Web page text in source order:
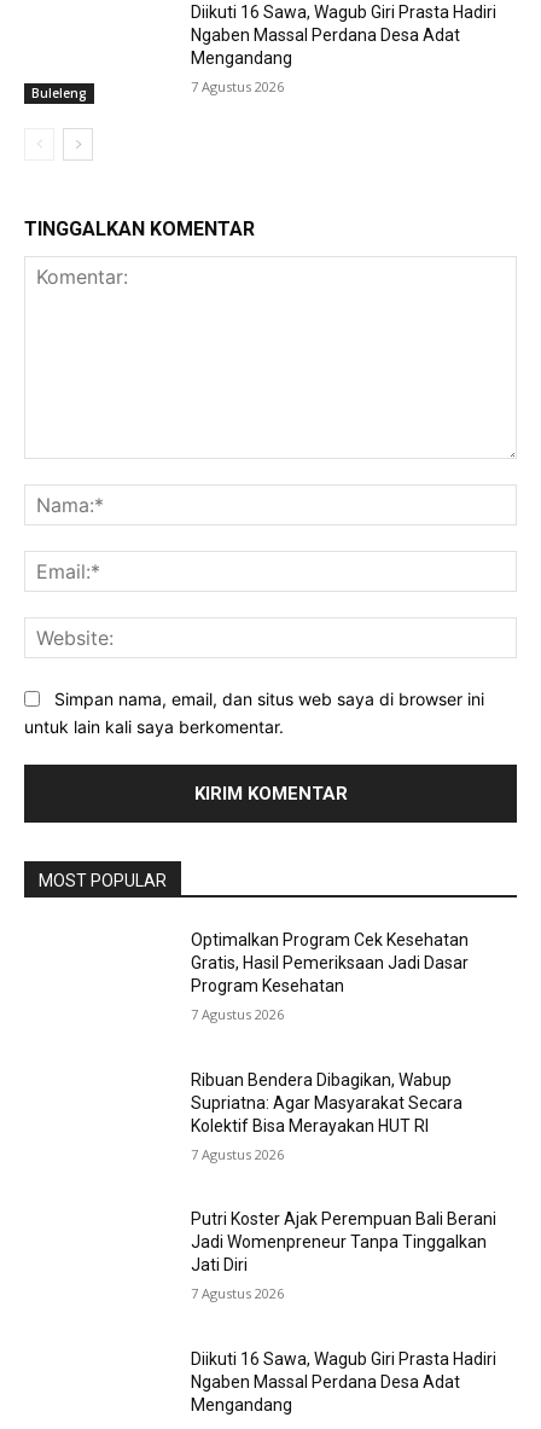
Buleleng
Diikuti 16 Sawa, Wagub Giri Prasta Hadiri
Ngaben Massal Perdana Desa Adat
Mengandang
7 Agustus 2026
TINGGALKAN KOMENTAR
Simpan nama, email, dan situs web saya di browser ini
untuk lain kali saya berkomentar.
MOST POPULAR
Optimalkan Program Cek Kesehatan
Gratis, Hasil Pemeriksaan Jadi Dasar
Program Kesehatan
7 Agustus 2026
Ribuan Bendera Dibagikan, Wabup
Supriatna: Agar Masyarakat Secara
Kolektif Bisa Merayakan HUT RI
7 Agustus 2026
Putri Koster Ajak Perempuan Bali Berani
Jadi Womenpreneur Tanpa Tinggalkan
Jati Diri
7 Agustus 2026
Diikuti 16 Sawa, Wagub Giri Prasta Hadiri
Ngaben Massal Perdana Desa Adat
Mengandang